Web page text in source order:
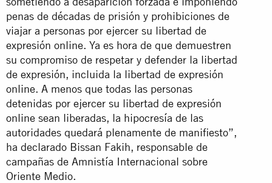
penas de décadas de prisión y prohibiciones de
viajar a personas por ejercer su libertad de
expresión online. Ya es hora de que demuestren
su compromiso de respetar y defender la libertad
de expresión, incluida la libertad de expresión
online. A menos que todas las personas
detenidas por ejercer su libertad de expresión
online sean liberadas, la hipocresía de las
autoridades quedará plenamente de manifiesto”,
ha declarado Bissan Fakih, responsable de
campañas de Amnistía Internacional sobre
Oriente Medio.